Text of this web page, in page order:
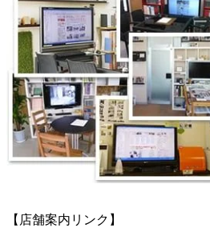
【店舗案内リンク】